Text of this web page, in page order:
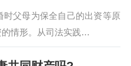
父母为保全自己的出资等原
的情形。从司法实践…